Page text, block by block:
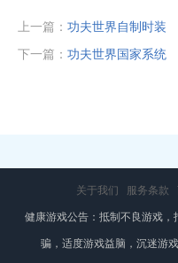
上一篇： 功夫世界自制时装
下一篇： 功夫世界国家系统
关于我们 服务条款
健康游戏公告：抵制不良游戏
骗，适度游戏益脑，沉迷游